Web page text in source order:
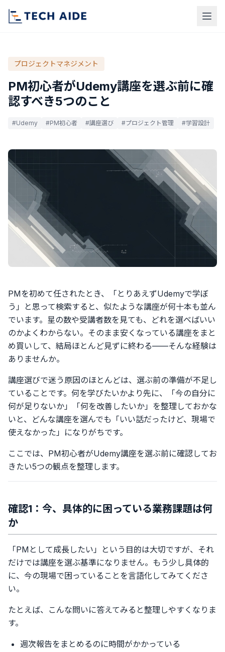
プロジェクトマネジメント
PM初心者がUdemy講座を選ぶ前に確
認すべき5つのこと
#Udemy #PM初心者 #講座選び #プロジェクト管理 #学習設計
PMを初めて任されたとき、「とりあえずUdemyで学ぼ
う」と思って検索すると、似たような講座が何十本も並ん
でいます。星の数や受講者数を見ても、どれを選べばいい
のかよくわからない。そのまま安くなっている講座をまと
め買いして、結局ほとんど見ずに終わる——そんな経験は
ありませんか。
講座選びで迷う原因のほとんどは、選ぶ前の準備が不足し
ていることです。何を学びたいかより先に、「今の自分に
何が足りないか」「何を改善したいか」を整理しておかな
いと、どんな講座を選んでも「いい話だったけど、現場で
使えなかった」になりがちです。
ここでは、PM初心者がUdemy講座を選ぶ前に確認してお
きたい5つの観点を整理します。
確認1：今、具体的に困っている業務課題は何
か
「PMとして成長したい」という目的は大切ですが、それ
だけでは講座を選ぶ基準になりません。もう少し具体的
に、今の現場で困っていることを言語化してみてくださ
い。
たとえば、こんな問いに答えてみると整理しやすくなりま
す。
週次報告をまとめるのに時間がかかっている